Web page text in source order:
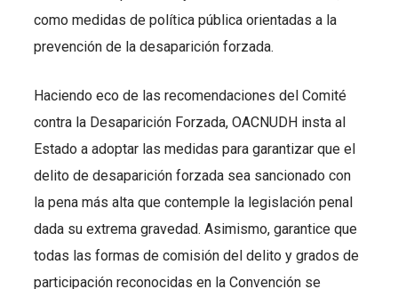
como medidas de política pública orientadas a la
prevención de la desaparición forzada.
Haciendo eco de las recomendaciones del Comité
contra la Desaparición Forzada, OACNUDH insta al
Estado a adoptar las medidas para garantizar que el
delito de desaparición forzada sea sancionado con
la pena más alta que contemple la legislación penal
dada su extrema gravedad. Asimismo, garantice que
todas las formas de comisión del delito y grados de
participación reconocidas en la Convención se